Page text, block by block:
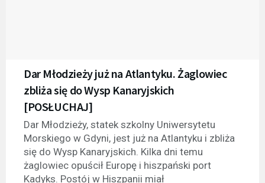
Dar Młodzieży już na Atlantyku. Żaglowiec
zbliża się do Wysp Kanaryjskich
[POSŁUCHAJ]
Dar Młodzieży, statek szkolny Uniwersytetu
Morskiego w Gdyni, jest już na Atlantyku i zbliża
się do Wysp Kanaryjskich. Kilka dni temu
żaglowiec opuścił Europę i hiszpański port
Kadyks. Postój w Hiszpanii miał